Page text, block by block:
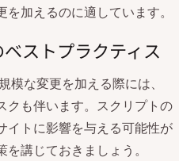
加えるのに適しています。
ストプラクティス
な変更を加える際には、
クも伴います。スクリプトの
イトに影響を与える可能性が
講じておきましょう。